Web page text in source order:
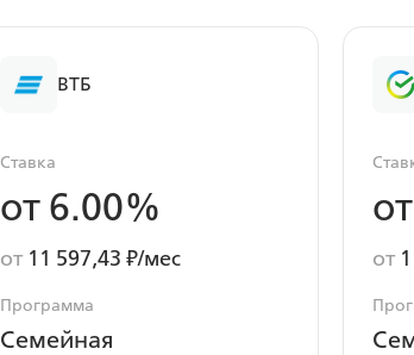
ВТБ
Ставка
от 6.00%
от11 597,43 ₽/мес
Программа
Семейная
от